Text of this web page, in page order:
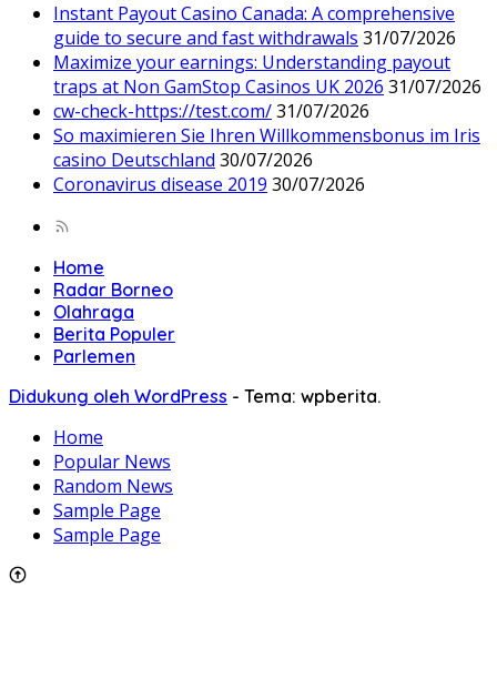
Instant Payout Casino Canada: A comprehensive
guide to secure and fast withdrawals 31/07/2026
Maximize your earnings: Understanding payout
traps at Non GamStop Casinos UK 2026 31/07/2026
cw-check-https://test.com/31/07/2026
So maximieren Sie Ihren Willkommensbonus im Iris
casino Deutschland 30/07/2026
Coronavirus disease 2019 30/07/2026
Home
Radar Borneo
Olahraga
Berita Populer
Parlemen
Didukung oleh WordPress - Tema: wpberita.
Home
Popular News
Random News
Sample Page
Sample Page